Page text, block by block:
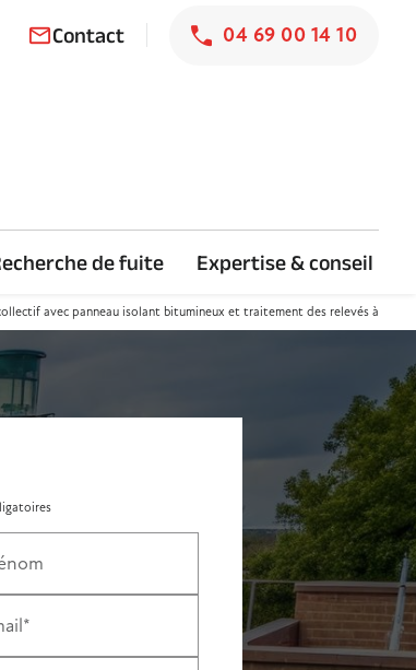
mail_outlineContact 04 69 00 14 10
de fuite Expertise & conseil
avec panneau isolant bitumineux et traitement des relevés à